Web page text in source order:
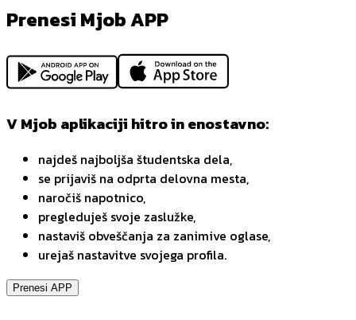
Prenesi Mjob APP
V Mjob aplikaciji hitro in enostavno:
najdeš najboljša študentska dela,
se prijaviš na odprta delovna mesta,
naročiš napotnico,
pregleduješ svoje zaslužke,
nastaviš obveščanja za zanimive oglase,
urejaš nastavitve svojega profila.
Prenesi APP